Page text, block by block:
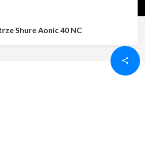
Udostępnij
Shure Aonic 40 NC